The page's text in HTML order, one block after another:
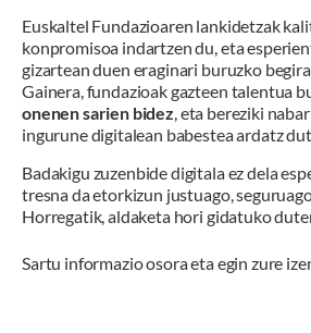
Euskaltel Fundazioaren lankidetzak
konpromisoa indartzen du, eta
gizartean duen eraginari buruzko
Gainera, fundazioak gazteen talentua
onenen sarien bidez, eta bereziki
ingurune digitalean babestea ardatz
Badakigu zuzenbide digitala ez dela
tresna da etorkizun justuago,
Horregatik, aldaketa hori gidatuko
Sartu informazio osora eta egin zure